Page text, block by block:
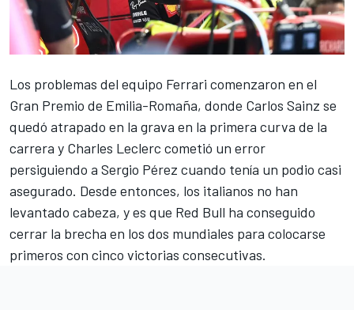
Los problemas del equipo Ferrari comenzaron en el
Gran Premio de Emilia-Romaña, donde Carlos Sainz se
quedó atrapado en la grava en la primera curva de la
carrera y Charles Leclerc cometió un error
persiguiendo a Sergio Pérez cuando tenía un podio casi
asegurado. Desde entonces, los italianos no han
levantado cabeza, y es que Red Bull ha conseguido
cerrar la brecha en los dos mundiales para colocarse
primeros con cinco victorias consecutivas.